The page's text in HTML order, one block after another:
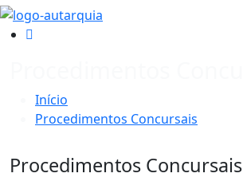
Início
Procedimentos Concursais
Procedimentos Concursais